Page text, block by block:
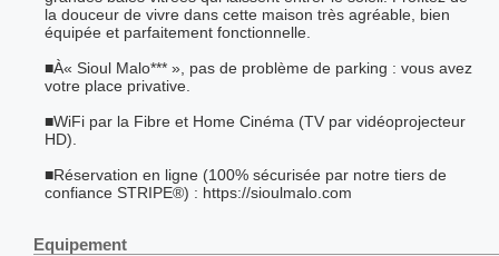
la douceur de vivre dans cette maison très agréable, bien
équipée et parfaitement fonctionnelle.
■À« Sioul Malo*** », pas de problème de parking : vous avez
votre place privative.
■WiFi par la Fibre et Home Cinéma (TV par vidéoprojecteur
HD).
■Réservation en ligne (100% sécurisée par notre tiers de
confiance STRIPE®) : https://sioulmalo.com
Equipement